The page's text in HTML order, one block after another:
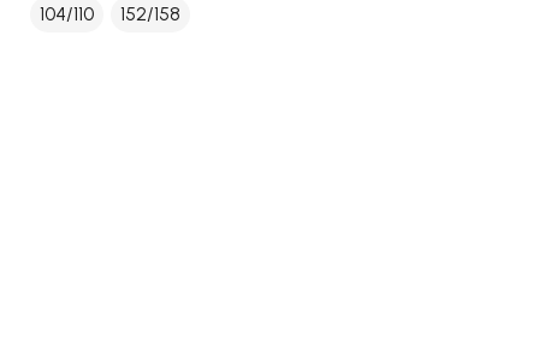
104/110 152/158